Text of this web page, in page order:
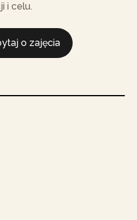
i celu.
o zajęcia